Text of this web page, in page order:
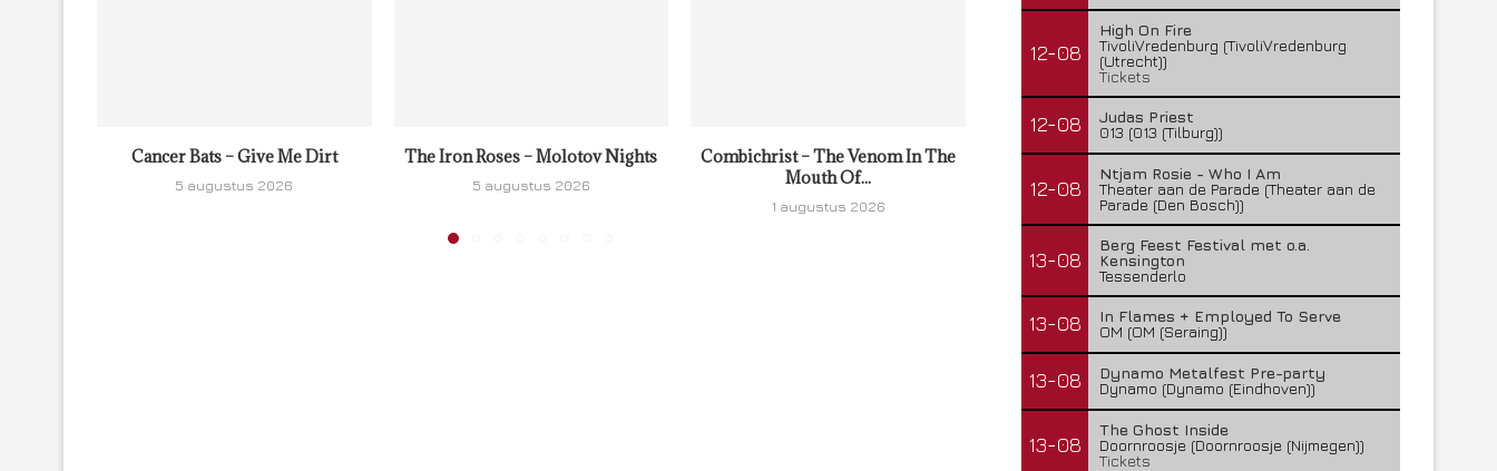
Cancer Bats – Give Me Dirt
5 augustus 2026
The Iron Roses – Molotov Nights
5 augustus 2026
Combichrist – The Venom In The
Mouth Of...
1 augustus 2026
Lunatic Soul – Transition II
29 juli 2026
Boneripper – Radiant In
12-08
High On Fire
TivoliVredenburg (TivoliVredenburg
(Utrecht))
Tickets
12-08
Judas Priest
013 (013 (Tilburg))
12-08
Ntjam Rosie - Who I Am
Theater aan de Parade (Theater aan de
Parade (Den Bosch))
13-08
Berg Feest Festival met o.a.
Kensington
Tessenderlo
13-08
In Flames + Employed To Serve
OM (OM (Seraing))
13-08
Dynamo Metalfest Pre-party
Dynamo (Dynamo (Eindhoven))
13-08
The Ghost Inside
Doornroosje (Doornroosje (Nijmegen))
Tickets